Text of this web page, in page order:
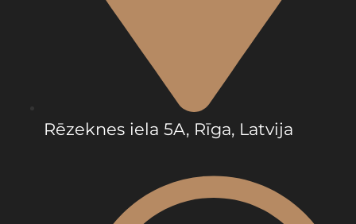
Rēzeknes iela 5A, Rīga, Latvija